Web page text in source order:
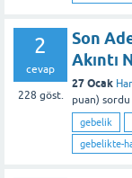
2
cevap
228 göst.
Son
Akıntı
27 Ocak
puan) sordu
gebelik
gebelikte-